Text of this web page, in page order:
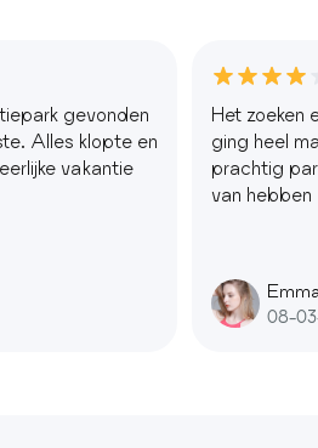
gevonden
Alles klopte en
vakantie
Het zoeken
ging heel
prachtig
van hebben
08-